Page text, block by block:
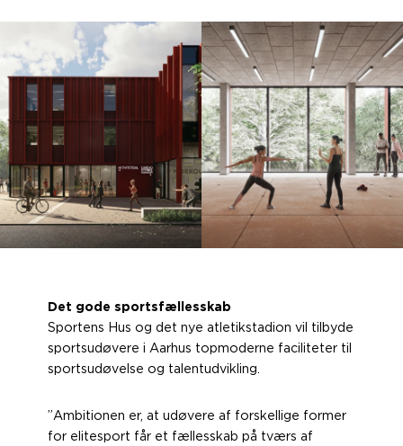
Det gode sportsfællesskab
Sportens Hus og det nye atletikstadion vil tilbyde
sportsudøvere i Aarhus topmoderne faciliteter til
sportsudøvelse og talentudvikling.
”Ambitionen er, at udøvere af forskellige former
for elitesport får et fællesskab på tværs af